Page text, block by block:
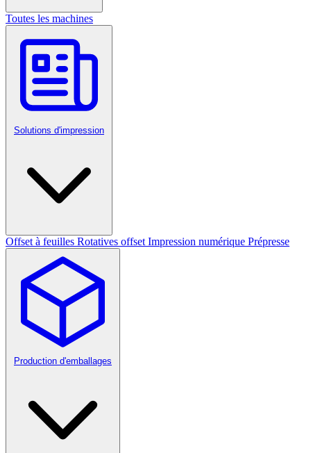
Toutes les machines
Solutions d'impression
Offset à feuilles Rotatives offset Impression numérique Prépresse
Production d'emballages